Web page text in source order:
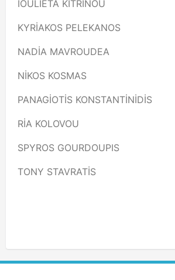
IOULİETA KİTRİNOU
KYRİAKOS PELEKANOS
NADİA MAVROUDEA
NİKOS KOSMAS
PANAGİOTİS KONSTANTİNİDİS
RİA KOLOVOU
SPYROS GOURDOUPIS
TONY STAVRATİS